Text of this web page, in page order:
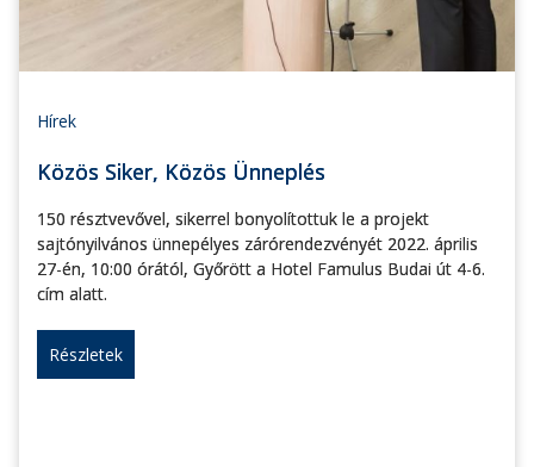
Hírek
Közös Siker, Közös Ünneplés
150 résztvevővel, sikerrel bonyolítottuk le a projekt
sajtónyilvános ünnepélyes zárórendezvényét 2022. április
27-én, 10:00 órától, Győrött a Hotel Famulus Budai út 4-6.
cím alatt.
Részletek